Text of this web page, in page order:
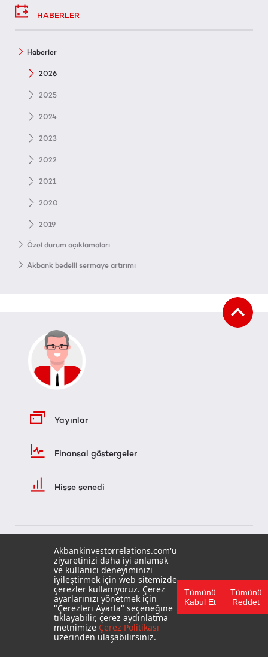
HABERLER
Haberler
2026
2025
2024
2023
2022
2021
2020
2019
Özel durum açıklamaları
Akbank bedelli sermaye artırımı
Yayınlar
Finansal göstergeler
Hisse senedi
ANA SAYFA
KULLANIM KOŞULLARI
SSS
Akbankinvestorrelations.com'u
ziyaretinizi daha iyi anlamak
ve kullanıcı deneyiminizi
iyileştirmek için web sitemizde
çerezler kullanıyoruz. Çerez
ayarlarınızı yönetmek için
"Çerezleri Ayarla" seçeneğine
tıklayabilir, çerez aydınlatma
metnimize Çerez Politikası
üzerinden ulaşabilirsiniz.
Tümünü
Kabul Et
Tümünü
Reddet